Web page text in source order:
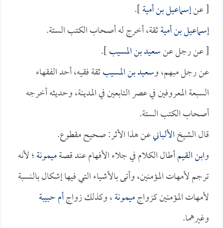
[ عنإسماعيل بن أمية].
إسماعيل بن أميةثقة، أخرج له أصحاب الكتب الستة.
[ عن رجل عنسعيد بن المسيب].
عن رجل مبهم، وسعيد بن المسيبثقة فقيه، أحد الفقهاء
السبعة المعروفين في عصر التابعين في المدينة، وحديثه أخرجه
أصحاب الكتب الستة.
قال الشيخالألبانيعن هذا الأثر: صحيح مقطوع.
وابن القيمأطال الكلام في جلاء الأفهام عند قصةميمونة؛ لأنه
ترجم لأمهات المؤمنين، وأتى بالأشياء التي فيها إشكال بالنسبة
لأمهات المؤمنين كزواجميمونة، وكذلك زواجأم حبيبة
وغيرهما.